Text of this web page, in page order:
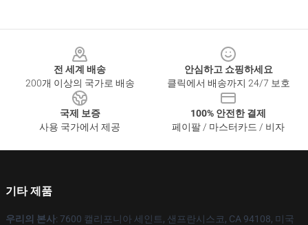
전 세계 배송
200개 이상의 국가로 배송
안심하고 쇼핑하세요
클릭에서 배송까지 24/7 보호
국제 보증
사용 국가에서 제공
100% 안전한 결제
페이팔 / 마스터카드 / 비자
기타 제품
우리의 본사: 7600 캘리포니아 세인트, 샌프란시스코, CA 94108, 미국